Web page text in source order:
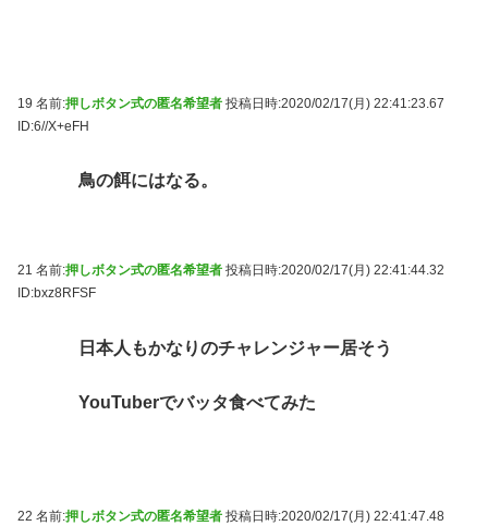
19 名前:押しボタン式の匿名希望者 投稿日時:2020/02/17(月) 22:41:23.67
ID:6//X+eFH
鳥の餌にはなる。
21 名前:押しボタン式の匿名希望者 投稿日時:2020/02/17(月) 22:41:44.32
ID:bxz8RFSF
日本人もかなりのチャレンジャー居そう
YouTuberでバッタ食べてみた
22 名前:押しボタン式の匿名希望者 投稿日時:2020/02/17(月) 22:41:47.48